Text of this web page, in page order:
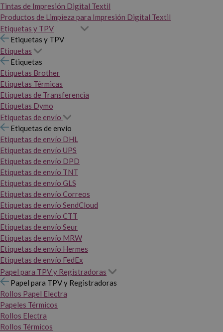
Tintas de Impresión Digital Textil
Productos de Limpieza para Impresión Digital Textil
Etiquetas y TPV
Etiquetas y TPV
Etiquetas
Etiquetas
Etiquetas Brother
Etiquetas Térmicas
Etiquetas de Transferencia
Etiquetas Dymo
Etiquetas de envío
Etiquetas de envío
Etiquetas de envío DHL
Etiquetas de envío UPS
Etiquetas de envío DPD
Etiquetas de envío TNT
Etiquetas de envío GLS
Etiquetas de envío Correos
Etiquetas de envío SendCloud
Etiquetas de envío CTT
Etiquetas de envío Seur
Etiquetas de envío MRW
Etiquetas de envío Hermes
Etiquetas de envío FedEx
Papel para TPV y Registradoras
Papel para TPV y Registradoras
Rollos Papel Electra
Papeles Térmicos
Rollos Electra
Rollos Térmicos